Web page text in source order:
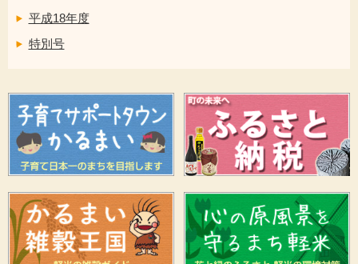
平成18年度
特別号